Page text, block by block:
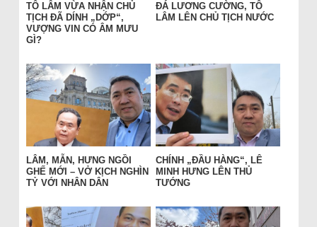
TÔ LÂM VỪA NHẬN CHỦ
TỊCH ĐÃ DÍNH „DỚP“,
VƯỢNG VIN CÓ ÂM MƯU
GÌ?
ĐÁ LƯƠNG CƯỜNG, TÔ
LÂM LÊN CHỦ TỊCH NƯỚC
LÂM, MẪN, HƯNG NGỒI
GHẾ MỚI – VỞ KỊCH NGHÌN
TỶ VỚI NHÂN DÂN
CHÍNH „ĐẦU HÀNG“, LÊ
MINH HƯNG LÊN THỦ
TƯỚNG